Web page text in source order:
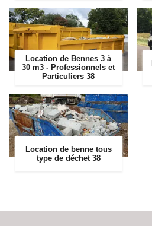
Location de Bennes 3 à
30 m3 - Professionnels et
Particuliers 38
Location de benne tous
type de déchet 38